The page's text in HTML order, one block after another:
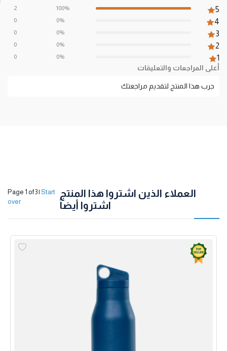
5
4
3
2
1
100%
0%
0%
0%
0%
2
0
0
0
0
أعلى المراجعات والتعليقات
جرب هذا المنتج لتقديم مراجعتك
العملاء الذين اشتروا هذا المنتج
اشتروا أيضاً
Page 1 of 3| Start
over